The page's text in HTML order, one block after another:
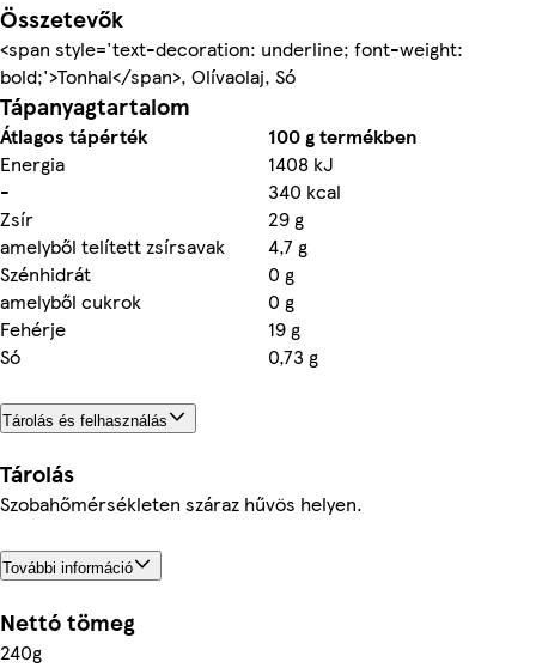
Összetevők
<span style='text-decoration: underline; font-weight:
bold;'>Tonhal</span>, Olívaolaj, Só
Tápanyagtartalom
Átlagos tápérték
100 g termékben
Energia
1408 kJ
-
340 kcal
Zsír
29 g
amelyből telített zsírsavak
4,7 g
Szénhidrát
0 g
amelyből cukrok
0 g
Fehérje
19 g
Só
0,73 g
Tárolás és felhasználás
Tárolás
Szobahőmérsékleten száraz hűvös helyen.
További információ
Nettó tömeg
240g